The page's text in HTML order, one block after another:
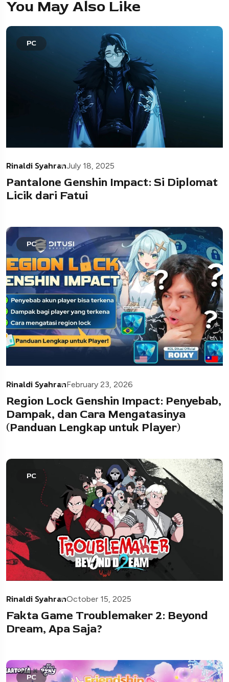
You May Also Like
PC
Rinaldi SyahranJuly 18, 2025
Pantalone Genshin Impact: Si Diplomat
Licik dari Fatui
PC
Rinaldi SyahranFebruary 23, 2026
Region Lock Genshin Impact: Penyebab,
Dampak, dan Cara Mengatasinya
(Panduan Lengkap untuk Player)
PC
Rinaldi SyahranOctober 15, 2025
Fakta Game Troublemaker 2: Beyond
Dream, Apa Saja?
PC